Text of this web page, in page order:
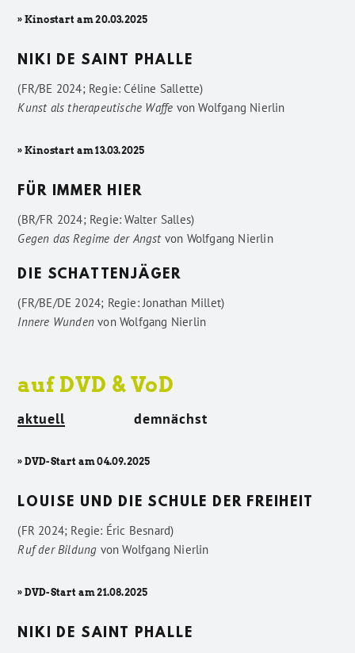
» Kinostart am 20.03.2025
NIKI DE SAINT PHALLE
(FR/BE 2024; Regie: Céline Sallette)
Kunst als therapeutische Waffe vonWolfgang Nierlin
» Kinostart am 13.03.2025
FÜR IMMER HIER
(BR/FR 2024; Regie: Walter Salles)
Gegen das Regime der Angstvon Wolfgang Nierlin
DIE SCHATTENJÄGER
(FR/BE/DE 2024; Regie: Jonathan Millet)
Innere Wunden vonWolfgang Nierlin
auf DVD & VoD
aktuell demnächst
» DVD-Start am 04.09.2025
LOUISE UND DIE SCHULE DER FREIHEIT
(FR 2024; Regie: Éric Besnard)
Ruf der Bildung vonWolfgang Nierlin
» DVD-Start am 21.08.2025
NIKI DE SAINT PHALLE